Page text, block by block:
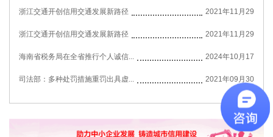
浙江交通开创信用交通发展新路径 2021年11月29
浙江交通开创信用交通发展新路径 2021年11月29
海南省税务局在全省推行个人诚信... 2024年10月17
司法部：多种处罚措施重罚出具虚... 2021年09月30